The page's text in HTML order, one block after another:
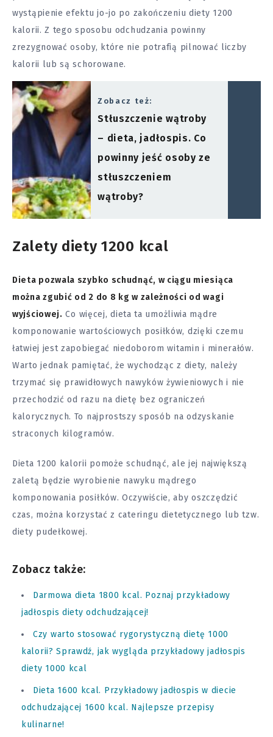
wystąpienie efektu jo-jo po zakończeniu diety 1200
kalorii. Z tego sposobu odchudzania powinny
zrezygnować osoby, które nie potrafią pilnować liczby
kalorii lub są schorowane.
Zobacz też:
Stłuszczenie wątroby
– dieta, jadłospis. Co
powinny jeść osoby ze
stłuszczeniem
wątroby?
Zalety diety 1200 kcal
Dieta pozwala szybko schudnąć, w ciągu miesiąca
można zgubić od 2 do 8 kg w zależności od wagi
wyjściowej. Co więcej, dieta ta umożliwia mądre
komponowanie wartościowych posiłków, dzięki czemu
łatwiej jest zapobiegać niedoborom witamin i minerałów.
Warto jednak pamiętać, że wychodząc z diety, należy
trzymać się prawidłowych nawyków żywieniowych i nie
przechodzić od razu na dietę bez ograniczeń
kalorycznych. To najprostszy sposób na odzyskanie
straconych kilogramów.
Dieta 1200 kalorii pomoże schudnąć, ale jej największą
zaletą będzie wyrobienie nawyku mądrego
komponowania posiłków. Oczywiście, aby oszczędzić
czas, można korzystać z cateringu dietetycznego lub tzw.
diety pudełkowej.
Zobacz także:
Darmowa dieta 1800 kcal. Poznaj przykładowy
jadłospis diety odchudzającej!
Czy warto stosować rygorystyczną dietę 1000
kalorii? Sprawdź, jak wygląda przykładowy jadłospis
diety 1000 kcal
Dieta 1600 kcal. Przykładowy jadłospis w diecie
odchudzającej 1600 kcal. Najlepsze przepisy
kulinarne!